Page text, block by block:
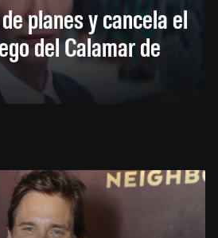
planes y cancela el
del Calamar de